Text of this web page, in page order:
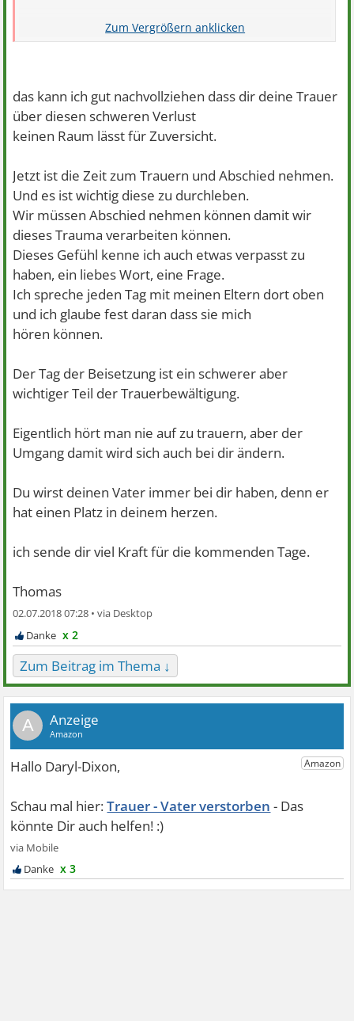
Am Mittwoch, also übermorgen, ist die Beerdigung und
hart werden.
das kann ich gut nachvollziehen dass dir deine Trauer
über diesen schweren Verlust
keinen Raum lässt für Zuversicht.
Jetzt ist die Zeit zum Trauern und Abschied nehmen.
Und es ist wichtig diese zu durchleben.
Wir müssen Abschied nehmen können damit wir
dieses Trauma verarbeiten können.
Dieses Gefühl kenne ich auch etwas verpasst zu
haben, ein liebes Wort, eine Frage.
Ich spreche jeden Tag mit meinen Eltern dort oben
und ich glaube fest daran dass sie mich
hören können.
Der Tag der Beisetzung ist ein schwerer aber
wichtiger Teil der Trauerbewältigung.
Eigentlich hört man nie auf zu trauern, aber der
Umgang damit wird sich auch bei dir ändern.
Du wirst deinen Vater immer bei dir haben, denn er
hat einen Platz in deinem herzen.
ich sende dir viel Kraft für die kommenden Tage.
Thomas
02.07.2018 07:28 •
x 2
Zum Beitrag im Thema ↓
A
Trauer - Vater verstorben
x 3